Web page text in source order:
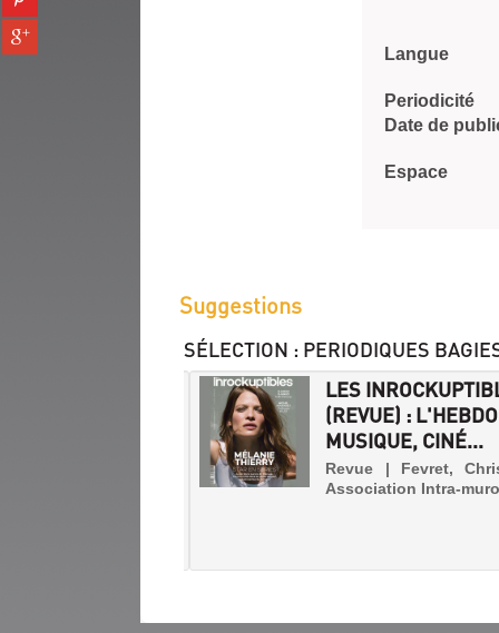
fenêtre)
(Nouvelle
fenêtre)
sur
pinterest
(Nouvelle
Partager
sur
Langue
Periodicité
Date de
Espace
Suggestions
SÉLECTION : PERIODIQUES
LES
(REVUE) : L'HEBDO
MUSIQUE, CINÉ...
Revue | Fevret,
Association Intra-